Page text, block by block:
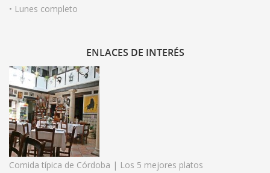
• Lunes completo
ENLACES DE INTERÉS
Comida típica de Córdoba | Los 5 mejores platos